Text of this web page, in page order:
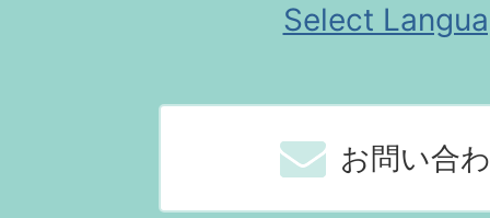
Select
お問い合